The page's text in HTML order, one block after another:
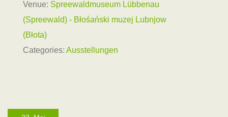
Venue: Spreewaldmuseum Lübbenau
(Spreewald) - Błośański muzej Lubnjow
(Błota)
Categories: Ausstellungen